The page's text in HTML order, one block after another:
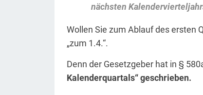
nächsten
Wollen Sie zum Ablauf des ersten
„zum 1.4.“.
Denn der Gesetzgeber hat in §
Kalenderquartals“ geschrieben.